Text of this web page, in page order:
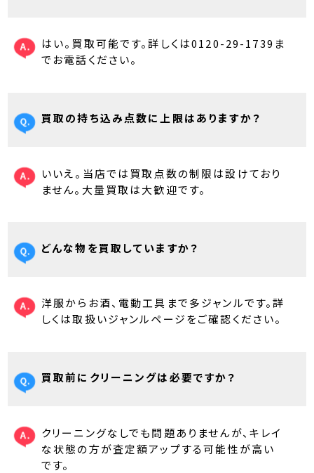
はい。買取可能です。詳しくは0120-29-1739ま
でお電話ください。
買取の持ち込み点数に上限はありますか？
いいえ。当店では買取点数の制限は設けており
ません。大量買取は大歓迎です。
どんな物を買取していますか？
洋服からお酒、電動工具まで多ジャンルです。詳
しくは取扱いジャンルページをご確認ください。
買取前にクリーニングは必要ですか？
クリーニングなしでも問題ありませんが、キレイ
な状態の方が査定額アップする可能性が高い
です。